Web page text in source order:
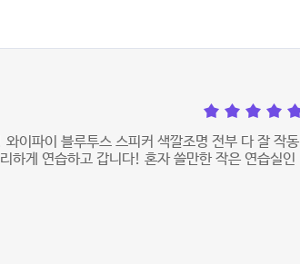
이파이 블루투스 스피커 색깔조명 전부 다 잘 작동
하게 연습하고 갑니다! 혼자 쓸만한 작은 연습실인